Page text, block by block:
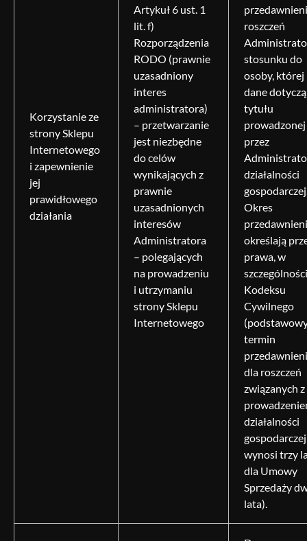
Korzystanie ze
strony Sklepu
Internetowego
i zapewnienie
jej
prawidłowego
działania
Artykuł 6 ust. 1
lit. f)
Rozporządzenia
RODO (prawnie
uzasadniony
interes
administratora)
– przetwarzanie
jest niezbędne
do celów
wynikających z
prawnie
uzasadnionych
interesów
Administratora
– polegających
na prowadzeniu
i utrzymaniu
strony Sklepu
Internetowego
roszczeń
stosunku do
osoby, której
dane
tytułu
prowadzonej
przez
działalności
Okres
określają
prawa, w
Kodeksu
Cywilnego
termin
dla roszczeń
związanych z
działalności
gospodarczej
wynosi trzy
dla Umowy
Sprzedaży
lata).